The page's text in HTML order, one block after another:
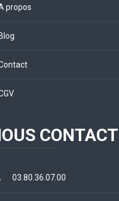
propos
Blog
03.80.36.07.00